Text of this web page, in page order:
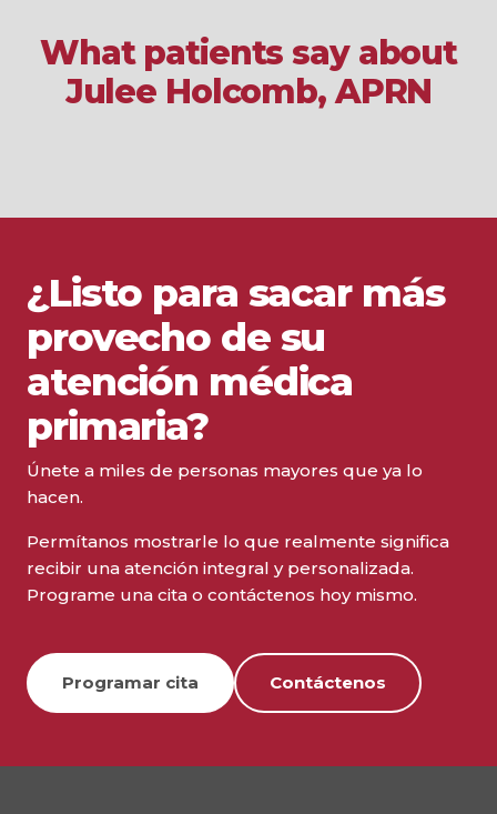
What patients say about
Julee Holcomb, APRN
¿Listo para sacar más
provecho de su
atención médica
primaria?
Únete a miles de personas mayores que ya lo
hacen.
Permítanos mostrarle lo que realmente significa
recibir una atención integral y personalizada.
Programe una cita o contáctenos hoy mismo.
Programar cita Contáctenos